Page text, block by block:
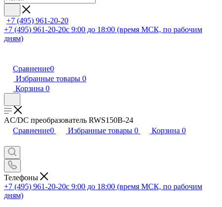
+7 (495) 961-20-20
+7 (495) 961-20-20с 9:00 до 18:00 (время МСК, по рабочим
дням)
Сравнение0
Избранные товары 0
Корзина 0
AC/DC преобразователь RWS150B-24
Сравнение0 Избранные товары 0 Корзина 0
Телефоны
+7 (495) 961-20-20с 9:00 до 18:00 (время МСК, по рабочим
дням)